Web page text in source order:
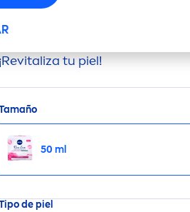
Crema Hidratante Facial
¡Revitaliza tu piel!
50 ml
de piel